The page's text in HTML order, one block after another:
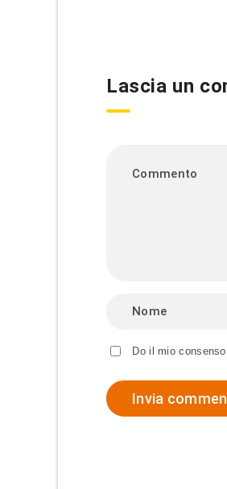
Lascia un
Do il mio